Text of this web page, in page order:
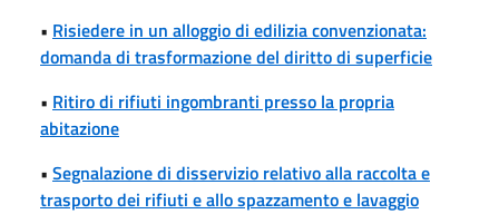
• Risiedere in un alloggio di edilizia convenzionata:
domanda di trasformazione del diritto di superficie
• Ritiro di rifiuti ingombranti presso la propria
abitazione
• Segnalazione di disservizio relativo alla raccolta e
trasporto dei rifiuti e allo spazzamento e lavaggio